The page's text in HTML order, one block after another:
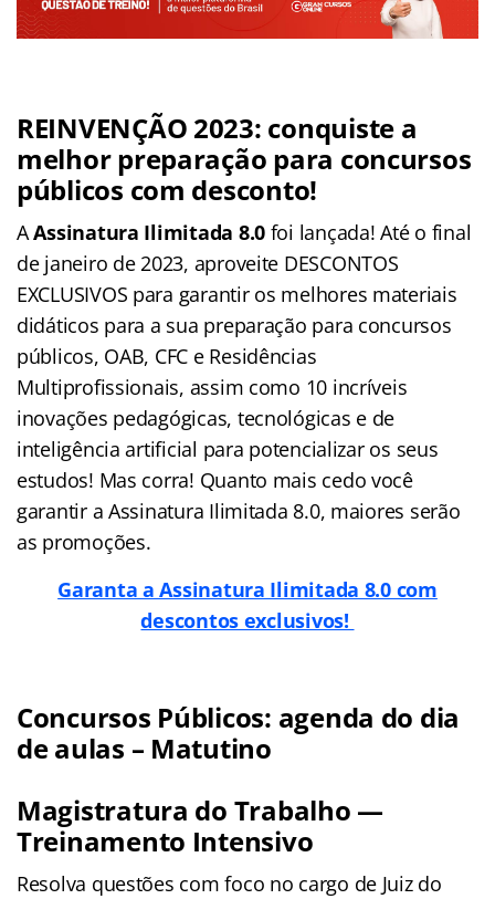
REINVENÇÃO 2023: conquiste a
melhor preparação para concursos
públicos com desconto!
AAssinatura Ilimitada 8.0 foi lançada! Até o final
de janeiro de 2023, aproveite DESCONTOS
EXCLUSIVOS para garantir os melhores materiais
didáticos para a sua preparação para concursos
públicos, OAB, CFC e Residências
Multiprofissionais, assim como 10 incríveis
inovações pedagógicas, tecnológicas e de
inteligência artificial para potencializar os seus
estudos! Mas corra! Quanto mais cedo você
garantir a Assinatura Ilimitada 8.0, maiores serão
as promoções.
Garanta a Assinatura Ilimitada 8.0 com
descontos exclusivos!
Concursos Públicos: agenda do dia
de aulas – Matutino
Magistratura do Trabalho —
Treinamento Intensivo
Resolva questões com foco no cargo de Juiz do